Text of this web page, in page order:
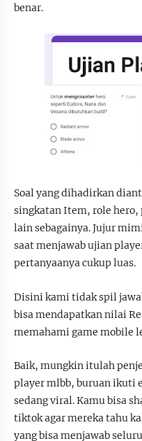
benar.
Soal yang dihadirkan
singkatan Item, role hero,
lain sebagainya. Jujur
saat menjawab ujian
pertanyaanya cukup luas.
Disini kami tidak spil
bisa mendapatkan nilai
memahami game mobile
Baik, mungkin itulah
player mlbb, buruan ikuti
sedang viral. Kamu bisa
tiktok agar mereka tahu
yang bisa menjawab